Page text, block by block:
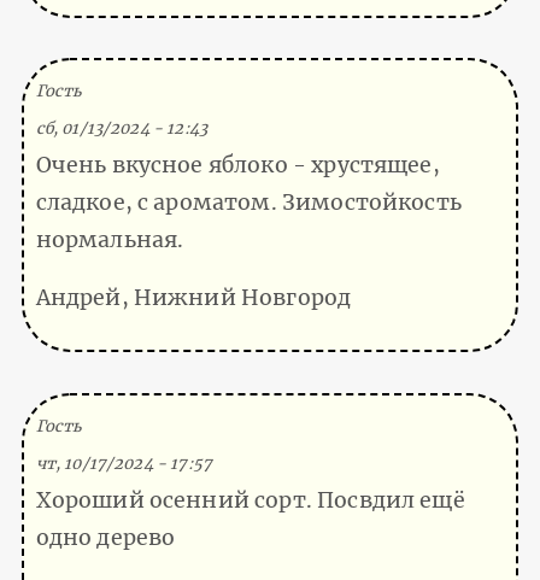
Гость
сб, 01/13/2024 - 12:43
Очень вкусное яблоко - хрустящее,
сладкое, с ароматом. Зимостойкость
нормальная.
Андрей, Нижний Новгород
Гость
чт, 10/17/2024 - 17:57
Хороший осенний сорт. Посвдил ещё
одно дерево